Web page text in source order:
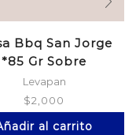
Bbq San Jorge
*85 Gr Sobre
Levapan
$2,000
al carrito